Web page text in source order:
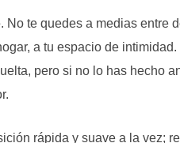
te quedes a medias entre
a tu espacio de intimidad.
pero si no lo has hecho
rápida y suave a la vez;